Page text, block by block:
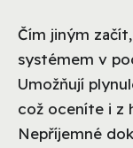
Čím jiným
systémem v
Umožňují
což oceníte i z
Nepříjemné